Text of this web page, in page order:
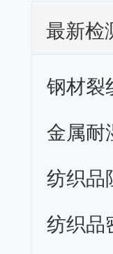
最新检
钢材裂
金属耐
纺织品
纺织品